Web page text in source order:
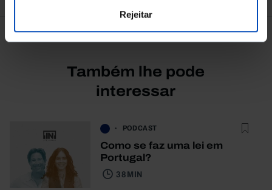
Rejeitar
Também lhe pode
interessar
PODCAST
Como se faz uma lei em
Portugal?
38 MIN